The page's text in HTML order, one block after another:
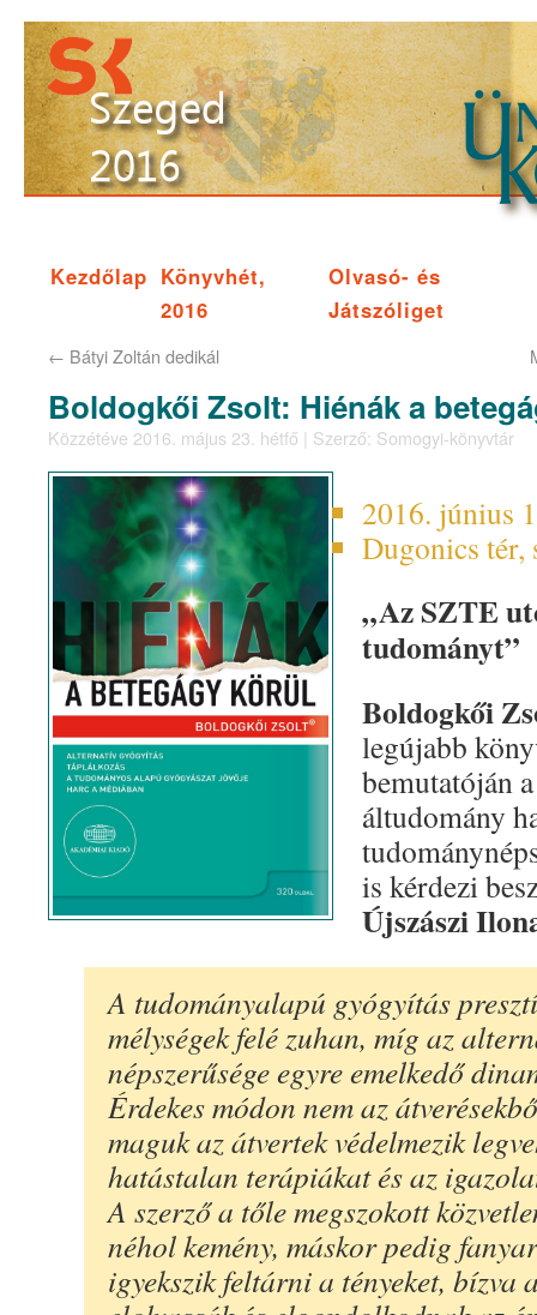
Kezdőlap Könyvhét,
2016
Olvasó- és
Játszóliget
← Bátyi Zoltán dedikál
Boldogkői Zsolt: Hiénák a
Közzétéve 2016. május 23. hétfő | Szerző: Somogyi-könyvtár
2016. június
Dugonics tér,
„Az SZTE
tudományt”
Boldogkői
legújabb
bemutatóján
áltudomány
is kérdezi
Újszászi
A tudományalapú gyógyítás
mélységek felé zuhan, míg az
népszerűsége egyre emelkedő
Érdekes módon nem az
maguk az átvertek védelmezik
hatástalan terápiákat és az
A szerző a tőle megszokott
néhol kemény, máskor pedig
igyekszik feltárni a tényeket, bízva